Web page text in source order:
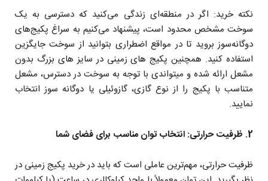
نکته خرید: اگر در منطقه‌ای زندگی می‌کنید که دسترسی به یک
سوخت مشخص محدود است، پیشنهاد می‌کنیم به سراغ پکیج‌های
دوگانه‌سوز بروید تا در مواقع اضطراری بتوانید از سوخت جایگزین
استفاده کنید. همچنین پکیج های زمینی در سایز های بزرگ بدون
مشعل ارائه شده و میتواندی با توجه به سوخت در دسترس، مشعل
متناسب با پکیج را از نوع گازی، گازوئیلی یا دوگانه سوز انتخاب
نمایید.
2. ظرفیت حرارتی: انتخاب توان مناسب برای فضای شما
ظرفیت حرارتی، مهم‌ترین عاملی است که باید در خرید پکیج زمینی در